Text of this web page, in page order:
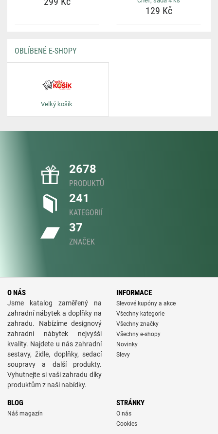
129 Kč
OBLÍBENÉ E-SHOPY
Velký košík
2678
PRODUKTŮ
241
KATEGORIÍ
37
ZNAČEK
O NÁS
Jsme katalog zaměřený na
zahradní nábytek a doplňky na
zahradu. Nabízíme designový
zahradní nábytek nejvyšši
kvality. Najdete u nás zahradní
sestavy, židle, doplňky, sedací
soupravy a další produkty.
Vyhutnejte si vaši zahradu díky
produktům z naši nabídky.
INFORMACE
Slevové kupóny a akce
Všechny kategorie
Všechny značky
Všechny e-shopy
Novinky
Slevy
BLOG
Náš magazín
STRÁNKY
O nás
Cookies